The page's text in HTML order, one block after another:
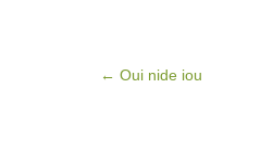
Post navigation
← Oui nide iou